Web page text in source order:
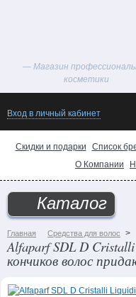
— Магазин
косметики
Вход в личный кабинет
Скидки и подарки Список
О Компании
Товар
Хиты
Новинки
каталога
Поможем
выбрать
подарок!
Уход
за
Каталог
Главная Средства для волос >
Alfaparf SDL D
кончиков волос